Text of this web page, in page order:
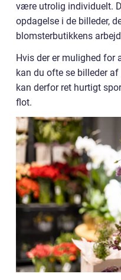
være utrolig individuelt.
opdagelse i de billeder,
blomsterbutikkens
Hvis der er mulighed for
kan du ofte se billeder af
kan derfor ret hurtigt
flot.